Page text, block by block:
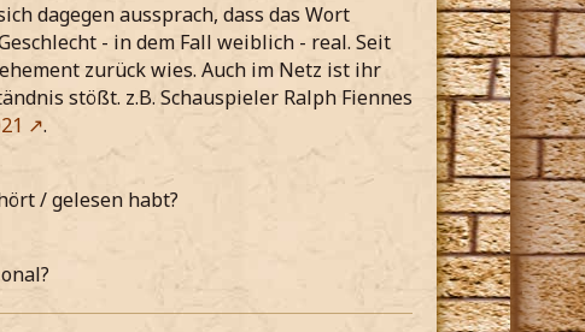
dagegen aussprach, dass das Wort
- in dem Fall weiblich - real. Seit
zurück wies. Auch im Netz ist ihr
stößt. z.B. Schauspieler Ralph Fiennes
.
/ gelesen habt?